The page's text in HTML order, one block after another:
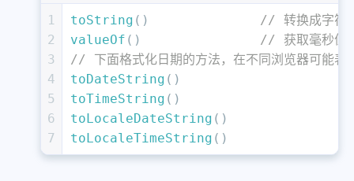
1
2
3
4
5
6
7
toString
// 转换成字符
valueOf
// 获取毫秒值
// 下面格式化日期的方法，在不同浏览器可能表
toDateString ()
toTimeString ()
toLocaleDateString ()
toLocaleTimeString ()